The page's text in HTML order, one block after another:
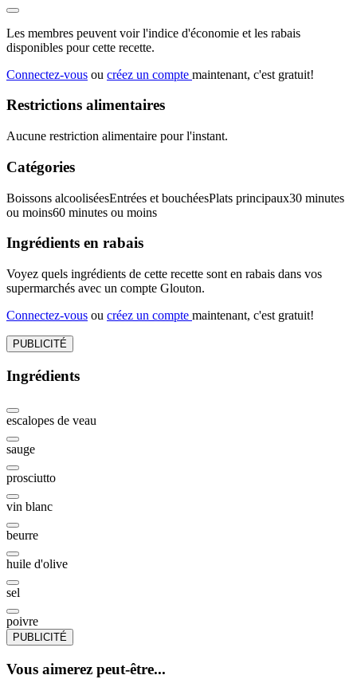
Les membres peuvent voir l'indice d'économie et les rabais
disponibles pour cette recette.
Connectez-vous ou créez un compte maintenant, c'est gratuit!
Restrictions alimentaires
Aucune restriction alimentaire pour l'instant.
Catégories
Boissons alcooliséesEntrées et bouchéesPlats principaux30 minutes
ou moins60 minutes ou moins
Ingrédients en rabais
Voyez quels ingrédients de cette recette sont en rabais dans vos
supermarchés avec un compte Glouton.
Connectez-vous ou créez un compte maintenant, c'est gratuit!
PUBLICITÉ
Ingrédients
escalopes de veau
sauge
prosciutto
vin blanc
beurre
huile d'olive
sel
poivre
PUBLICITÉ
Vous aimerez peut-être...